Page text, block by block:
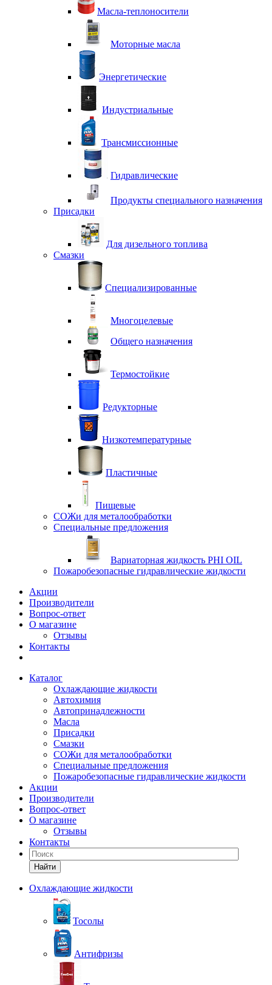
Масла-теплоносители
Моторные масла
Энергетические
Индустриальные
Трансмиссионные
Гидравлические
Продукты специального назначения
Присадки
Для дизельного топлива
Смазки
Специализированные
Многоцелевые
Общего назначения
Термостойкие
Редукторные
Низкотемпературные
Пластичные
Пищевые
СОЖи для металообработки
Специальные предложения
Вариаторная жидкость PHI OIL
Пожаробезопасные гидравлические жидкости
Акции
Производители
Вопрос-ответ
О магазине
Отзывы
Контакты
Каталог
Охлаждающие жидкости
Автохимия
Автопринадлежности
Масла
Присадки
Смазки
СОЖи для металообработки
Специальные предложения
Пожаробезопасные гидравлические жидкости
Акции
Производители
Вопрос-ответ
О магазине
Отзывы
Контакты
Найти
Охлаждающие жидкости
Тосолы
Антифризы